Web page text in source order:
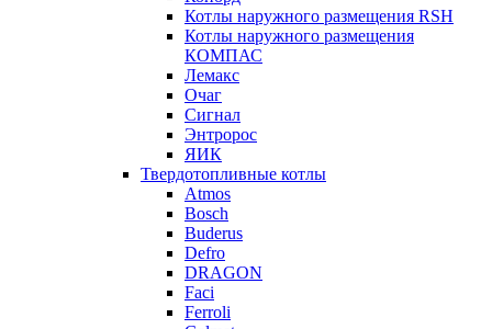
Котлы наружного размещения RSH
Котлы наружного размещения
КОМПАС
Лемакс
Очаг
Сигнал
Энтророс
ЯИК
Твердотопливные котлы
Atmos
Bosch
Buderus
Defro
DRAGON
Faci
Ferroli